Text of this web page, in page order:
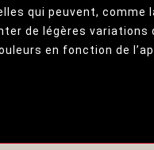
qui peuvent, comme
de légères variations
en fonction de